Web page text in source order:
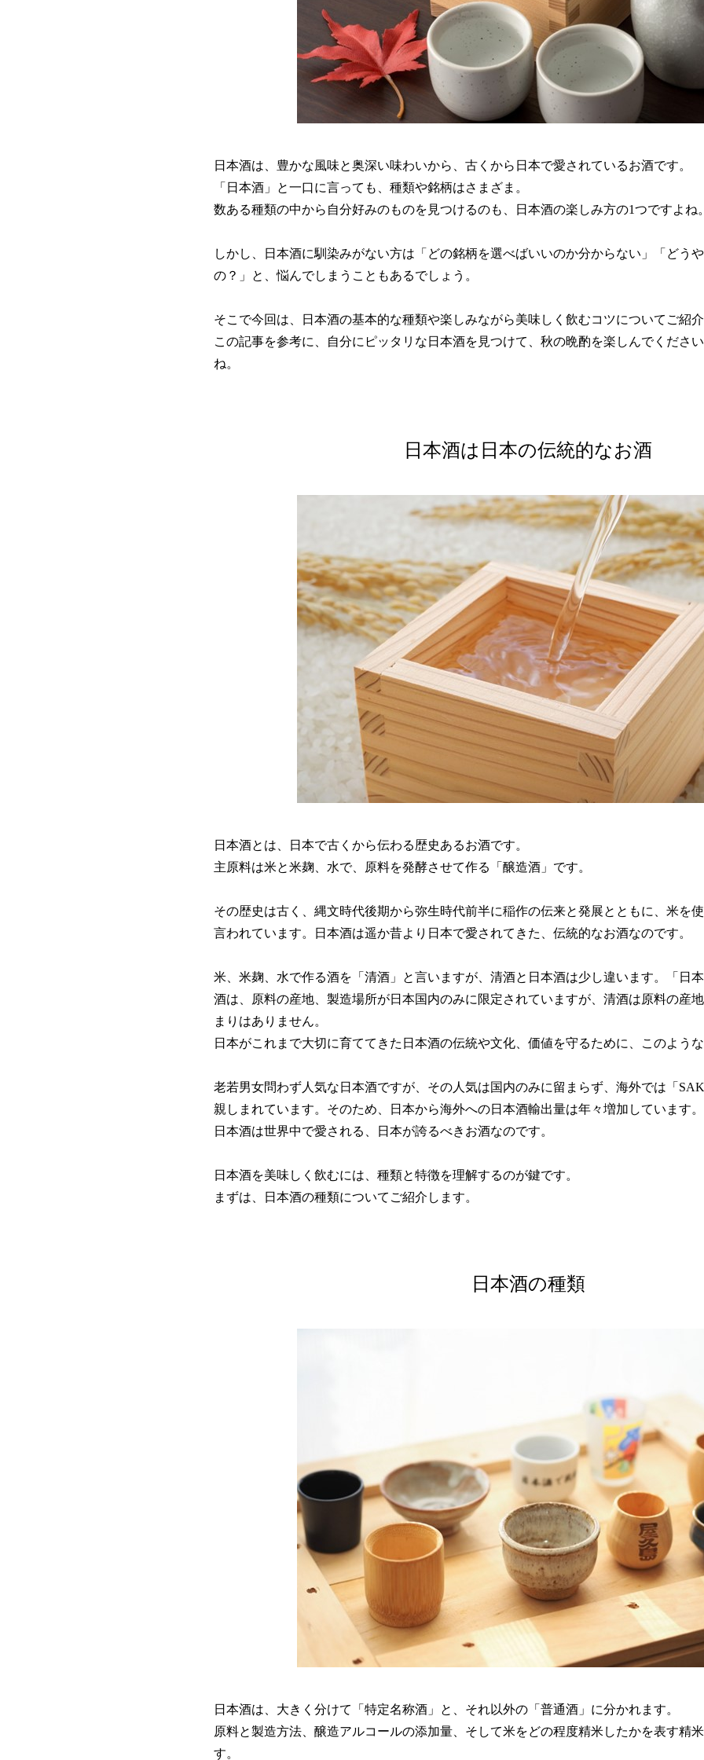
日本酒は、豊かな風味と奥深い味わいから、古くから日本で愛されているお酒です。
「日本酒」と一口に言っても、種類や銘柄はさまざま。
数ある種類の中から自分好みのものを見つけるのも、日本酒の楽しみ方の1つですよね
しかし、日本酒に馴染みがない方は「どの銘柄を選べばいいのか分からない」「どう
の？」と、悩んでしまうこともあるでしょう。
そこで今回は、日本酒の基本的な種類や楽しみながら美味しく飲むコツについてご紹
この記事を参考に、自分にピッタリな日本酒を見つけて、秋の晩酌を楽しんでください
ね
日本酒は日本の伝統的なお酒
日本酒とは、日本で古くから伝わる歴史あるお酒です。
主原料は米と米麹、水で、原料を発酵させて作る「醸造酒」です。
その歴史は古く、縄文時代後期から弥生時代前半に稲作の伝来と発展とともに、米を
言われています。日本酒は遥か昔より日本で愛されてきた、伝統的なお酒なのです。
米、米麹、水で作る酒を「清酒」と言いますが、清酒と日本酒は少し違います。「日
酒は、原料の産地、製造場所が日本国内のみに限定されていますが、清酒は原料の産
まりはありません。
日本がこれまで大切に育ててきた日本酒の伝統や文化、価値を守るために、このよう
老若男女問わず人気な日本酒ですが、その人気は国内のみに留まらず、海外では「
親しまれています。そのため、日本から海外への日本酒輸出量は年々増加しています。
日本酒は世界中で愛される、日本が誇るべきお酒なのです。
日本酒を美味しく飲むには、種類と特徴を理解するのが鍵です。
まずは、日本酒の種類についてご紹介します。
日本酒の種類
日本酒は、大きく分けて「特定名称酒」と、それ以外の「普通酒」に分かれます。
原料と製造方法、醸造アルコールの添加量、そして米をどの程度精米したかを表す精
す。